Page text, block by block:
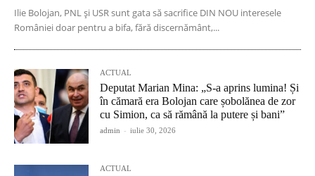
Ilie Bolojan, PNL și USR sunt gata să sacrifice DIN NOU interesele
României doar pentru a bifa, fără discernământ,...
ACTUAL
Deputat Marian Mina: „S-a aprins lumina! Și
în cămară era Bolojan care șobolănea de zor
cu Simion, ca să rămână la putere și bani”
admin - iulie 30, 2026
ACTUAL